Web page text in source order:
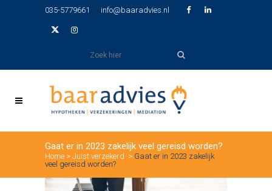
035-5779661 info@baaradvies.nl
Gaat er in 2023 zakelijk veel gereisd worden?
Home > Juist verzekerd > Gaat er in 2023 zakelijk
veel gereisd worden?